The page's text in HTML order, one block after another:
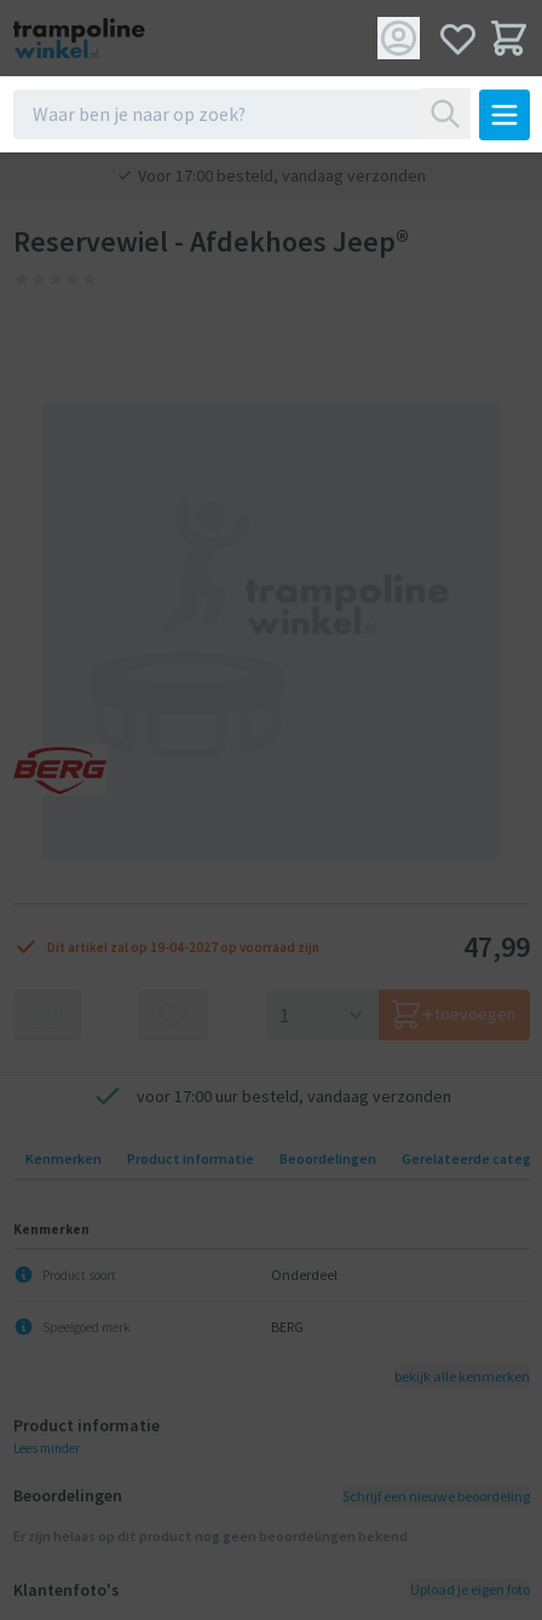
Voor 17:00 besteld, vandaag verzonden
Reservewiel - Afdekhoes Jeep®
Dit artikel zal op 19-04-2027 op voorraad zijn 47,99
toevoegen
voor 17:00 uur besteld, vandaag verzonden
Kenmerken Product informatie Beoordelingen Gerelateerde
Kenmerken
Product soort Onderdeel
Speelgoed merk BERG
bekijk alle kenmerken
Product informatie
Lees minder
Beoordelingen Schrijf een nieuwe beoordeling
Er zijn helaas op dit product nog geen beoordelingen bekend
Klantenfoto's Upload je eigen foto